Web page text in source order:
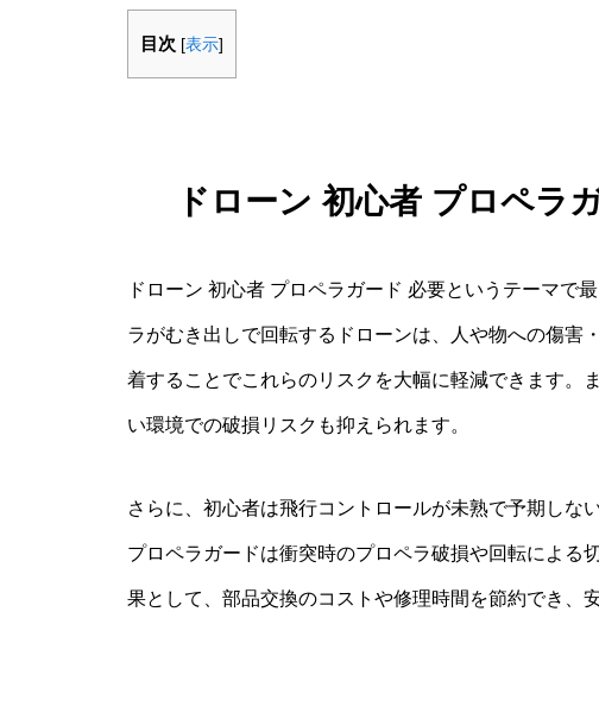
目次 [表示]
ドローン 初心者 プロペラ
ドローン 初心者 プロペラガード 必要というテーマで
ラがむき出しで回転するドローンは、人や物への傷害
着することでこれらのリスクを大幅に軽減できます。
い環境での破損リスクも抑えられます。
さらに、初心者は飛行コントロールが未熟で予期しな
プロペラガードは衝突時のプロペラ破損や回転による
果として、部品交換のコストや修理時間を節約でき、